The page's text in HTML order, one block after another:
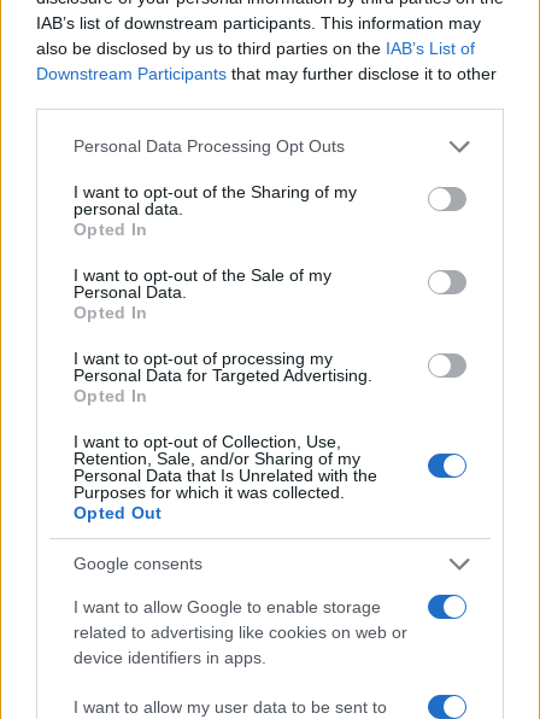
IAB’s list of downstream participants. This information may
also be disclosed by us to third parties on the IAB’s List of
Downstream Participants that may further disclose it to other
Please note that this website/app uses one or more Google
not limited to your visit or usage behaviour. You may click to
grant or deny consent to Google and its third-party tags to
use your data for below specified purposes in below Google
consent section.
Personal Data Processing Opt Outs
I want to opt-out of the Sharing of my
personal data.
Opted In
I want to opt-out of the Sale of my
Personal Data.
Opted In
I want to opt-out of processing my
Personal Data for Targeted Advertising.
Opted In
I want to opt-out of Collection, Use,
Retention, Sale, and/or Sharing of my
Personal Data that Is Unrelated with the
Purposes for which it was collected.
Opted Out
Google consents
I want to allow Google to enable storage
related to advertising like cookies on web or
device identifiers in apps.
I want to allow my user data to be sent to
NECROLOGIE
Mario Malu
Paolo Pinna
Martina Agostina Diturco
I nostri cari
I nostri cari